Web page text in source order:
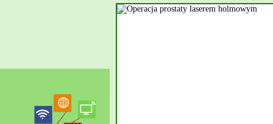
rzetelne układanie płytek